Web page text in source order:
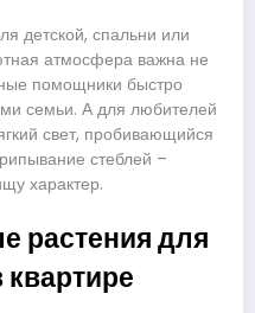
детской, спальни или
атмосфера важна не
помощники быстро
семьи. А для любителей
свет, пробивающийся
стеблей –
характер.
растения для
квартире